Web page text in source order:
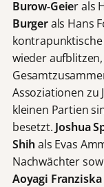
Burow-Geier als
Burgerals Hans
wieder
Assoziationen zu
kleinen Partien
besetzt. Joshua
Shihals Evas
Nachwächter
Aoyagi Franziska